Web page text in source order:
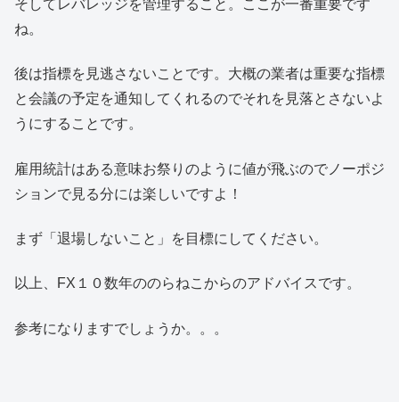
そしてレバレッジを管理すること。ここが一番重要です
ね。
後は指標を見逃さないことです。大概の業者は重要な指標
と会議の予定を通知してくれるのでそれを見落とさないよ
うにすることです。
雇用統計はある意味お祭りのように値が飛ぶのでノーポジ
ションで見る分には楽しいですよ！
まず「退場しないこと」を目標にしてください。
以上、FX１０数年ののらねこからのアドバイスです。
参考になりますでしょうか。。。